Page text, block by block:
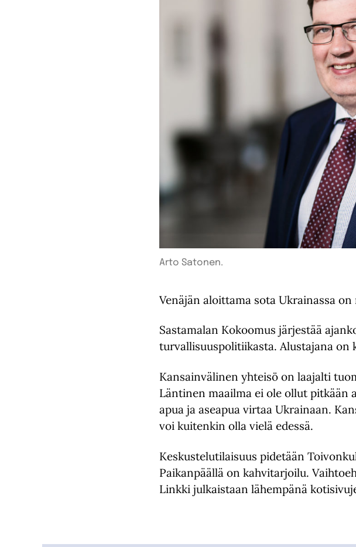
Arto Satonen.
Venäjän aloittama sota Ukrainassa
Sastamalan Kokoomus järjestää
turvallisuuspolitiikasta. Alustajana on
Kansainvälinen yhteisö on laajalti
Läntinen maailma ei ole ollut
apua ja aseapua virtaa Ukrainaan.
voi kuitenkin olla vielä edessä.
Keskustelutilaisuus pidetään
Paikanpäällä on kahvitarjoilu.
Linkki julkaistaan lähempänä